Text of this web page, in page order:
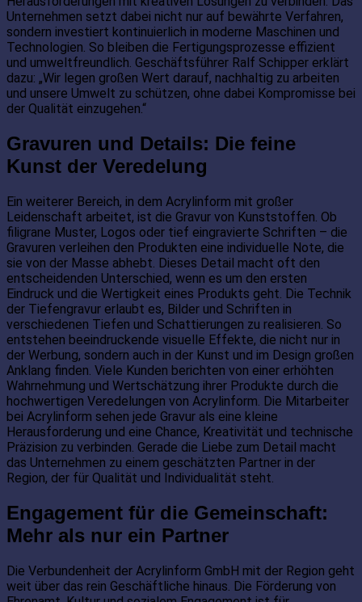
Unternehmen setzt dabei nicht nur auf bewährte Verfahren,
sondern investiert kontinuierlich in moderne Maschinen und
Technologien. So bleiben die Fertigungsprozesse effizient
und umweltfreundlich. Geschäftsführer Ralf Schipper erklärt
dazu: „Wir legen großen Wert darauf, nachhaltig zu arbeiten
und unsere Umwelt zu schützen, ohne dabei Kompromisse bei
der Qualität einzugehen.“
Gravuren und Details: Die feine
Kunst der Veredelung
Ein weiterer Bereich, in dem Acrylinform mit großer
Leidenschaft arbeitet, ist die Gravur von Kunststoffen. Ob
filigrane Muster, Logos oder tief eingravierte Schriften – die
Gravuren verleihen den Produkten eine individuelle Note, die
sie von der Masse abhebt. Dieses Detail macht oft den
entscheidenden Unterschied, wenn es um den ersten
Eindruck und die Wertigkeit eines Produkts geht. Die Technik
der Tiefengravur erlaubt es, Bilder und Schriften in
verschiedenen Tiefen und Schattierungen zu realisieren. So
entstehen beeindruckende visuelle Effekte, die nicht nur in
der Werbung, sondern auch in der Kunst und im Design großen
Anklang finden. Viele Kunden berichten von einer erhöhten
Wahrnehmung und Wertschätzung ihrer Produkte durch die
hochwertigen Veredelungen von Acrylinform. Die Mitarbeiter
bei Acrylinform sehen jede Gravur als eine kleine
Herausforderung und eine Chance, Kreativität und technische
Präzision zu verbinden. Gerade die Liebe zum Detail macht
das Unternehmen zu einem geschätzten Partner in der
Region, der für Qualität und Individualität steht.
Engagement für die Gemeinschaft:
Mehr als nur ein Partner
Die Verbundenheit der Acrylinform GmbH mit der Region geht
weit über das rein Geschäftliche hinaus. Die Förderung von